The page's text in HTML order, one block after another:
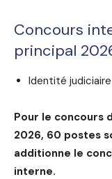
Concours
principal
Identité
Pour le concours
2026, 60 postes
additionne le
interne.